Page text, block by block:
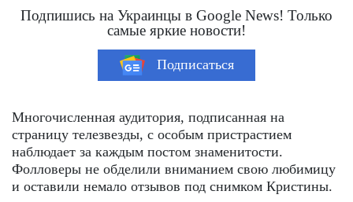
Подпишись на Украинцы в Google News! Только
самые яркие новости!
Подписаться
Многочисленная аудитория, подписанная на
страницу телезвезды, с особым пристрастием
наблюдает за каждым постом знаменитости.
Фолловеры не обделили вниманием свою любимицу
и оставили немало отзывов под снимком Кристины.